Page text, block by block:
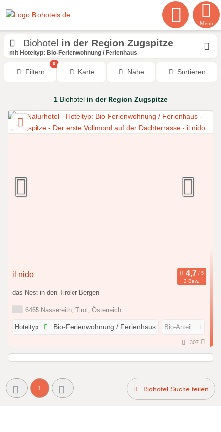
Menu
Biohotel in der Region Zugspitze
mit Hoteltyp: Bio-Ferienwohnung / Ferienhaus
Filtern
0
Karte Nähe Sortieren
1Biohotel in der Region Zugspitze
il nido
3 Bew.
das Nest in den Tiroler Bergen
6465 Nassereith, Tirol, Österreich
Hoteltyp: Bio-Ferienwohnung / Ferienhaus Bio-Anteil
307
1 Biohotel Suche teilen